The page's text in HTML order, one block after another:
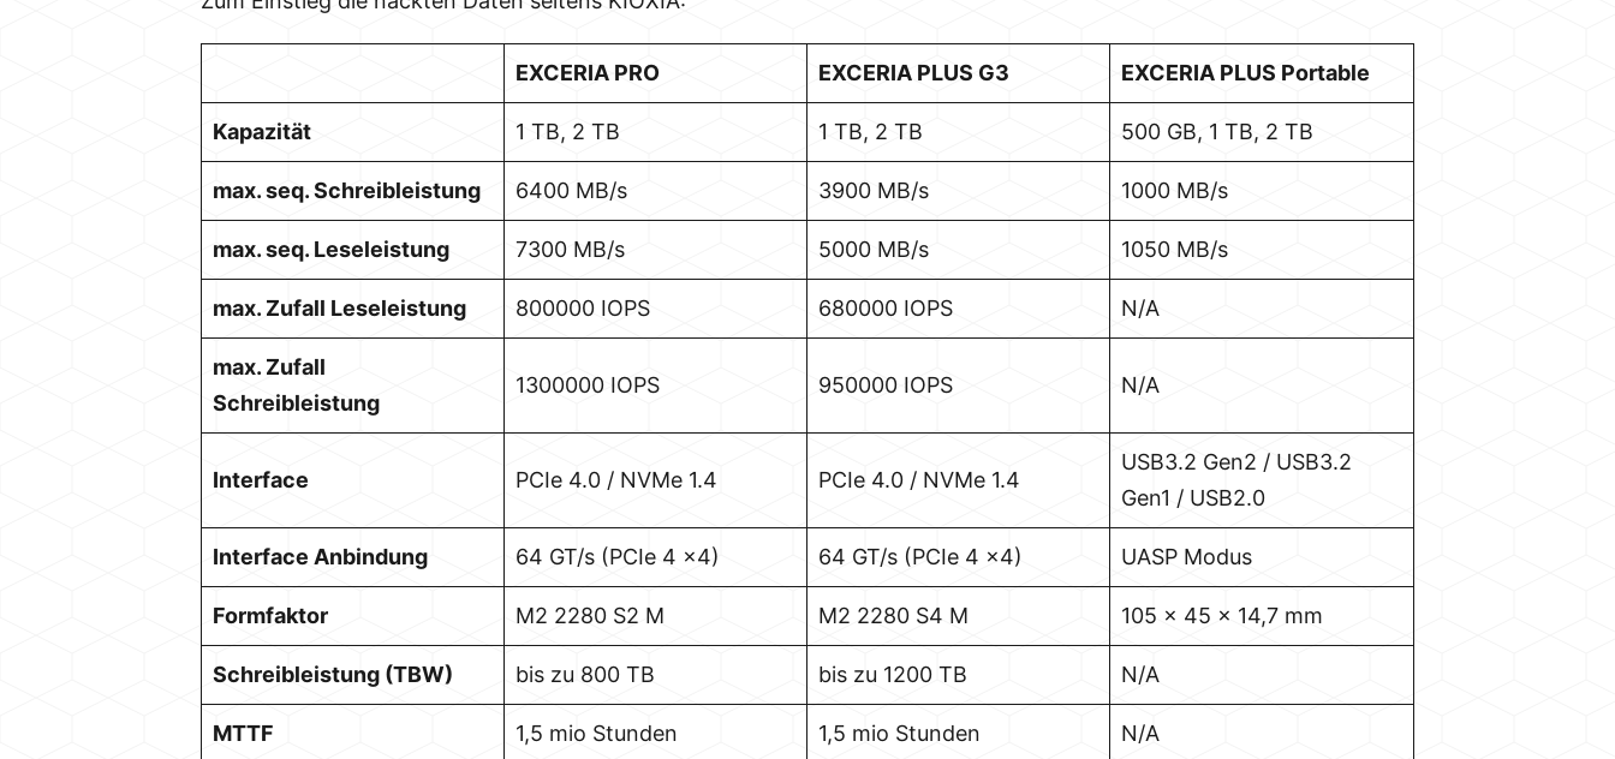
EXCERIA PRO EXCERIA PLUS G3 EXCERIA PLUS Portable
Kapazität 1 TB, 2 TB 1 TB, 2 TB 500 GB, 1 TB, 2 TB
max. seq. Schreibleistung 6400 MB/s 3900 MB/s 1000 MB/s
max. seq. Leseleistung 7300 MB/s 5000 MB/s 1050 MB/s
max. Zufall Leseleistung 800000 IOPS 680000 IOPS N/A
max. Zufall
Schreibleistung
1300000 IOPS 950000 IOPS N/A
Interface PCIe 4.0 / NVMe 1.4 PCIe 4.0 / NVMe 1.4
USB3.2 Gen2 / USB3.2
Gen1 / USB2.0
Interface Anbindung 64 GT/s (PCIe 4 x4) 64 GT/s (PCIe 4 x4) UASP Modus
Formfaktor M2 2280 S2 M M2 2280 S4 M 105 x 45 x 14,7 mm
Schreibleistung (TBW) bis zu 800 TB bis zu 1200 TB N/A
MTTF 1,5 mio Stunden 1,5 mio Stunden N/A